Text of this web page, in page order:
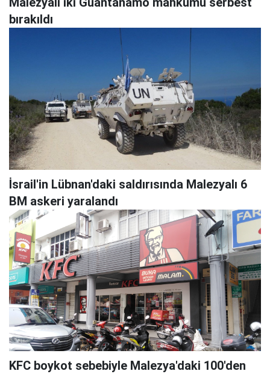
bırakıldı
İsrail'in Lübnan'daki saldırısında Malezyalı 6
BM askeri yaralandı
KFC boykot sebebiyle Malezya'daki 100'den